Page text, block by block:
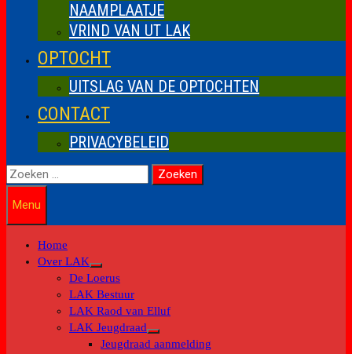
NAAMPLAATJE
VRIND VAN UT LAK
OPTOCHT
UITSLAG VAN DE OPTOCHTEN
CONTACT
PRIVACYBELEID
Zoeken
naar:
Menu
Home
Over LAK
Toon
submenu
De Loerus
LAK Bestuur
LAK Raod van Elluf
LAK Jeugdraad
Toon
Jeugdraad aanmelding